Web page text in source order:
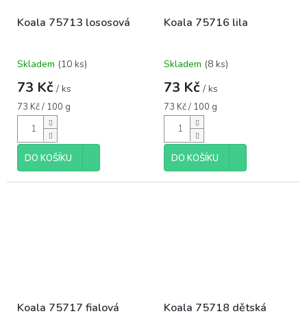
Koala 75713 lososová
Skladem (10 ks)
73 Kč / ks
Měrná
cena:
73 Kč / 100 g
DO KOŠÍKU
Koala 75716 lila
Skladem (8 ks)
73 Kč / ks
Měrná
cena:
73 Kč / 100 g
DO KOŠÍKU
Koala 75717 fialová
Koala 75718 dětská